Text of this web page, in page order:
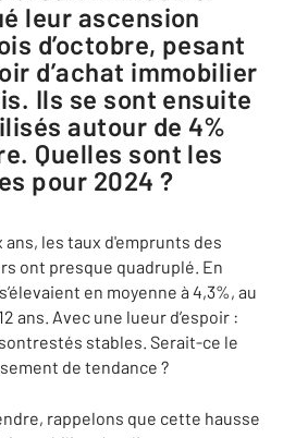
leur ascension
d’octobre, pesant
d’achat immobilier
Ils se sont ensuite
autour de 4%
Quelles sont les
pour 2024 ?
ans, les taux d'emprunts des
ont presque quadruplé. En
en moyenne à 4,3%, au
ans. Avec une lueur d’espoir :
stables. Serait-ce le
de tendance ?
rappelons que cette hausse